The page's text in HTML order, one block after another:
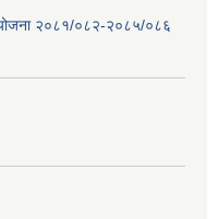
योजना २०८१/०८२-२०८५/०८६